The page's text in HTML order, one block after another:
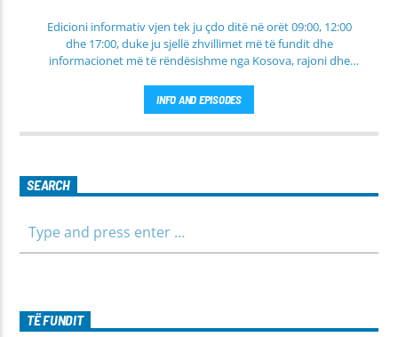
Edicioni informativ vjen tek ju çdo ditë në orët 09:00, 12:00
dhe 17:00, duke ju sjellë zhvillimet më të fundit dhe
informacionet më të rëndësishme nga Kosova, rajoni dhe
fusha të ndryshme, përfshirë politikën, shoqërinë dhe
ekonominë, si dhe rubrika të veçanta për sportin dhe
parashikimin e motit. Qëndroni me ne për informim të saktë,
INFO AND EPISODES
SEARCH
TË FUNDIT